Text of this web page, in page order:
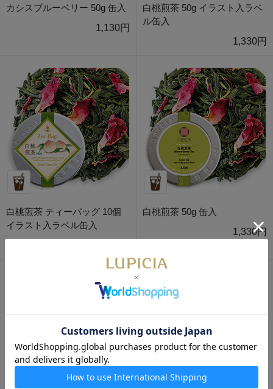
カシスブルーベリー 50g 缶入
1,130円
白桃煎茶 50g イラスト入ラベ
ル缶入
1,330円
白桃煎茶 ティーバッグ 10個
イラスト入ラベル缶入
白桃煎茶 50g 缶入
1,330円